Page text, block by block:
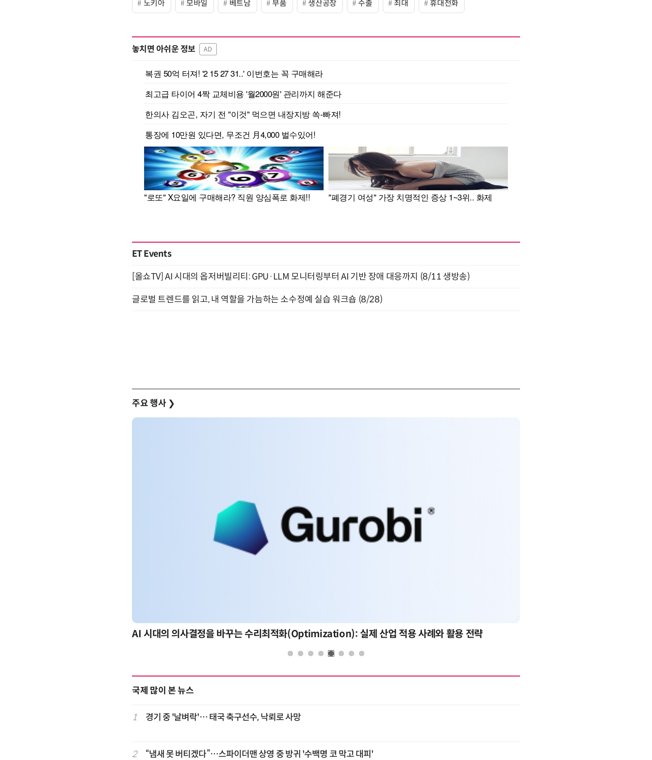
노키아 모바일 베트남 부품 생산공장 수출 최대 휴대전화
놓치면 아쉬운 정보 AD
ET Events
[올쇼TV] AI 시대의 옵저버빌리티: GPU·LLM 모니터링부터 AI 기반 장애 대응까지 (8/11 생방송)
글로벌 트렌드를 읽고, 내 역할을 가늠하는 소수정예 실습 워크숍 (8/28)
주요 행사 ❯
AI 시대의 의사결정을 바꾸는 수리최적화(Optimization): 실제 산업 적용 사례와 활용 전략
국제 많이 본 뉴스
1 경기 중 '날벼락'… 태국 축구선수, 낙뢰로 사망
2 “냄새 못 버티겠다”…스파이더맨 상영 중 방귀 '수백명 코 막고 대피'